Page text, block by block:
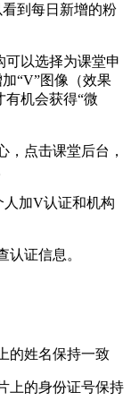
到每日新增的粉
以选择为课堂申
“V”图像（效果
机会获得“微
，点击课堂后台，
人加V认证和机构
认证信息。
的姓名保持一致
上的身份证号保持